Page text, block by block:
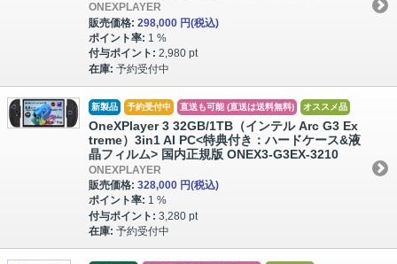
ONEXPLAYER
販売価格: 298,000 円(税込)
ポイント率: 1 %
付与ポイント: 2,980 pt
在庫: 予約受付中
新製品 予約受付中 直送も可能 (直送は送料無料) オススメ品
OneXPlayer 3 32GB/1TB（インテル Arc G3 Ex
treme）3in1 AI PC<特典付き：ハードケース&液
晶フィルム> 国内正規版 ONEX3-G3EX-3210
ONEXPLAYER
販売価格: 328,000 円(税込)
ポイント率: 1 %
付与ポイント: 3,280 pt
在庫: 予約受付中